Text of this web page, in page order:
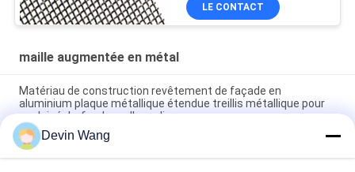
LE CONTACT
maille augmentée en métal
Matériau de construction revêtement de façade en
aluminium plaque métallique étendue treillis métallique pour
couloir échafaudage d'escalier
Écran de signal magnétique Maillage métallique de mise à la
terre Maillage de cuivre étendu
Devin Wang